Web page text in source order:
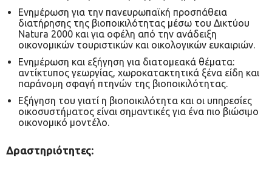
Ενημέρωση για την πανευρωπαϊκή προσπάθεια
διατήρησης της βιοποικιλότητας μέσω του Δικτύου
Natura 2000 και για οφέλη από την ανάδειξη
οικονομικών τουριστικών και οικολογικών ευκαιριών.
Ενημέρωση και εξήγηση για διατομεακά θέματα:
αντίκτυπος γεωργίας, χωροκατακτητικά ξένα είδη και
παράνομη σφαγή πτηνών της βιοποικιλότητας.
Εξήγηση του γιατί η βιοποικιλότητα και οι υπηρεσίες
οικοσυστήματος είναι σημαντικές για ένα πιο βιώσιμο
οικονομικό μοντέλο.
Δραστηριότητες: